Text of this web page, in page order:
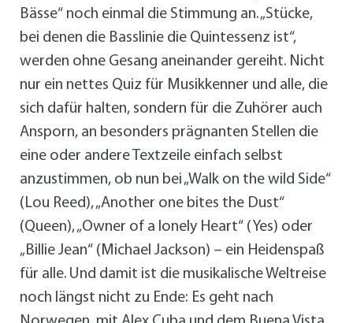
Bässe“ noch einmal die Stimmung an. „Stücke,
bei denen die Basslinie die Quintessenz ist“,
werden ohne Gesang aneinander gereiht. Nicht
nur ein nettes Quiz für Musikkenner und alle, die
sich dafür halten, sondern für die Zuhörer auch
Ansporn, an besonders prägnanten Stellen die
eine oder andere Textzeile einfach selbst
anzustimmen, ob nun bei „Walk on the wild Side“
(Lou Reed), „Another one bites the Dust“
(Queen), „Owner of a lonely Heart“ (Yes) oder
„Billie Jean“ (Michael Jackson) – ein Heidenspaß
für alle. Und damit ist die musikalische Weltreise
noch längst nicht zu Ende: Es geht nach